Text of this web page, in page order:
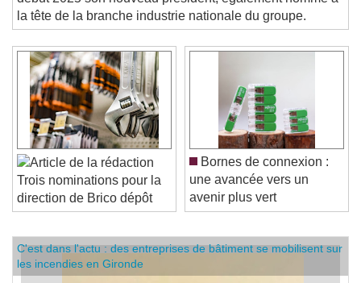
début 2025 son nouveau président, également nommé à
la tête de la branche industrie nationale du groupe.
Trois nominations pour la
direction de Brico dépôt
Bornes de connexion :
une avancée vers un
avenir plus vert
C'est dans l'actu : des entreprises de bâtiment se mobilisent sur
les incendies en Gironde